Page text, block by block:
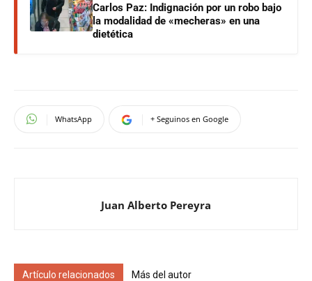
Carlos Paz: Indignación por un robo bajo
la modalidad de «mecheras» en una
dietética
WhatsApp + Seguinos en Google
Juan Alberto Pereyra
Artículo relacionados Más del autor